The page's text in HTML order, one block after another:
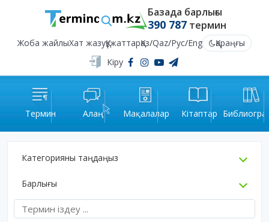
Базада барлығы
390 787термин
Жоба жайлыХат жазуҚұжаттарҚаз/Qaz/Рус/Eng
Қараңғы
Кіру
Термин Алаң Мақалалар Кітаптар
Категорияны таңдаңыз
Барлығы